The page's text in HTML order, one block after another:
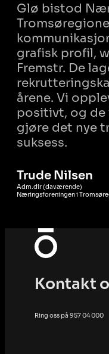
Glø bistod
grafisk profil,
Fremstr. De
årene. Vi
positivt, og de
gjøre det nye
suksess.
Trude Nilsen
Adm.dir (daværende)
Næringsforeningen i
Kontakt
Ring oss på 957 04 000